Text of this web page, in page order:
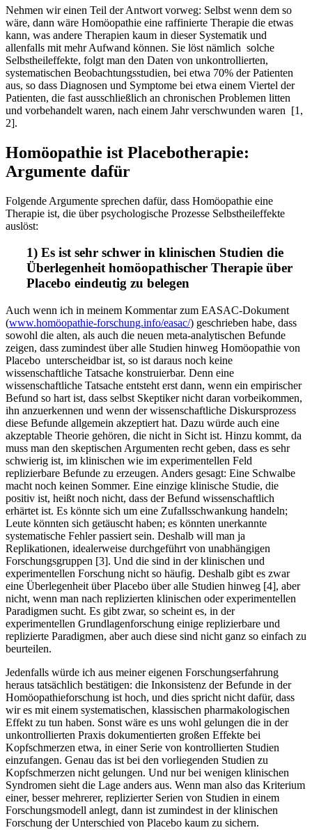
Nehmen wir einen Teil der Antwort vorweg: Selbst wenn dem so
wäre, dann wäre Homöopathie eine raffinierte Therapie die etwas
kann, was andere Therapien kaum in dieser Systematik und
allenfalls mit mehr Aufwand können. Sie löst nämlich solche
Selbstheileffekte, folgt man den Daten von unkontrollierten,
systematischen Beobachtungsstudien, bei etwa 70% der Patienten
aus, so dass Diagnosen und Symptome bei etwa einem Viertel der
Patienten, die fast ausschließlich an chronischen Problemen litten
und vorbehandelt waren, nach einem Jahr verschwunden waren [1,
2].
Homöopathie ist Placebotherapie:
Argumente dafür
Folgende Argumente sprechen dafür, dass Homöopathie eine
Therapie ist, die über psychologische Prozesse Selbstheileffekte
auslöst:
1) Es ist sehr schwer in klinischen Studien die
Überlegenheit homöopathischer Therapie über
Placebo eindeutig zu belegen
Auch wenn ich in meinem Kommentar zum EASAC-Dokument
(www.homöopathie-forschung.info/easac/) geschrieben habe, dass
sowohl die alten, als auch die neuen meta-analytischen Befunde
zeigen, dass zumindest über alle Studien hinweg Homöopathie von
Placebo unterscheidbar ist, so ist daraus noch keine
wissenschaftliche Tatsache konstruierbar. Denn eine
wissenschaftliche Tatsache entsteht erst dann, wenn ein empirischer
Befund so hart ist, dass selbst Skeptiker nicht daran vorbeikommen,
ihn anzuerkennen und wenn der wissenschaftliche Diskursprozess
diese Befunde allgemein akzeptiert hat. Dazu würde auch eine
akzeptable Theorie gehören, die nicht in Sicht ist. Hinzu kommt, da
muss man den skeptischen Argumenten recht geben, dass es sehr
schwierig ist, im klinischen wie im experimentellen Feld
replizierbare Befunde zu erzeugen. Anders gesagt: Eine Schwalbe
macht noch keinen Sommer. Eine einzige klinische Studie, die
positiv ist, heißt noch nicht, dass der Befund wissenschaftlich
erhärtet ist. Es könnte sich um eine Zufallsschwankung handeln;
Leute könnten sich getäuscht haben; es könnten unerkannte
systematische Fehler passiert sein. Deshalb will man ja
Replikationen, idealerweise durchgeführt von unabhängigen
Forschungsgruppen [3]. Und die sind in der klinischen und
experimentellen Forschung nicht so häufig. Deshalb gibt es zwar
eine Überlegenheit über Placebo über alle Studien hinweg [4], aber
nicht, wenn man nach replizierten klinischen oder experimentellen
Paradigmen sucht. Es gibt zwar, so scheint es, in der
experimentellen Grundlagenforschung einige replizierbare und
replizierte Paradigmen, aber auch diese sind nicht ganz so einfach zu
beurteilen.
Jedenfalls würde ich aus meiner eigenen Forschungserfahrung
heraus tatsächlich bestätigen: die Inkonsistenz der Befunde in der
Homöopathieforschung ist hoch, und dies spricht nicht dafür, dass
wir es mit einem systematischen, klassischen pharmakologischen
Effekt zu tun haben. Sonst wäre es uns wohl gelungen die in der
unkontrollierten Praxis dokumentierten großen Effekte bei
Kopfschmerzen etwa, in einer Serie von kontrollierten Studien
einzufangen. Genau das ist bei den vorliegenden Studien zu
Kopfschmerzen nicht gelungen. Und nur bei wenigen klinischen
Syndromen sieht die Lage anders aus. Wenn man also das Kriterium
einer, besser mehrerer, replizierter Serien von Studien in einem
Forschungsmodell anlegt, dann ist zumindest in der klinischen
Forschung der Unterschied von Placebo kaum zu sichern.